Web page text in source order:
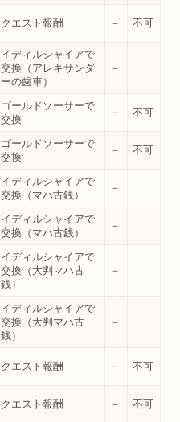
クエスト報酬 － 不可
イディルシャイアで
交換（アレキサンダ
ーの歯車）
－
ゴールドソーサーで
交換
－ 不可
ゴールドソーサーで
交換
－ 不可
イディルシャイアで
交換（マハ古銭）
－
イディルシャイアで
交換（マハ古銭）
－
イディルシャイアで
交換（大判マハ古
銭）
－
イディルシャイアで
交換（大判マハ古
銭）
－
クエスト報酬 － 不可
クエスト報酬 － 不可